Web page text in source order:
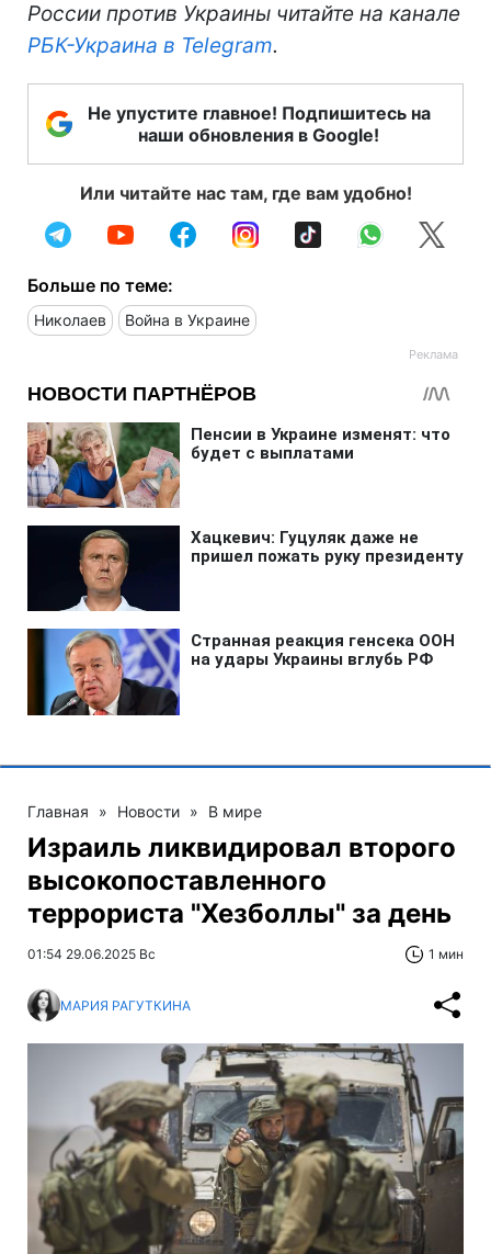
России против Украины читайте на канале
РБК-Украина в Telegram.
Не упустите главное! Подпишитесь на
наши обновления в Google!
Или читайте нас там, где вам удобно!
Больше по теме:
Николаев Война в Украине
Главная » Новости » В мире
Израиль ликвидировал второго
высокопоставленного
террориста "Хезболлы" за день
01:54 29.06.2025 Вс 1 мин
МАРИЯ РАГУТКИНА